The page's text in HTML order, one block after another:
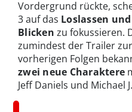
Vordergrund rückte,
3 auf das Loslassen
Blicken zu fokussieren.
zumindest der Trailer
vorherigen Folgen
zwei neue Charaktere
Jeff Daniels und Michael